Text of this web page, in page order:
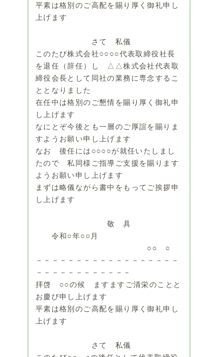
平素は格別のご高配を賜り厚く御礼申し
上げます
さて 私儀
このたび株式会社○○○○代表取締役社長
を退任（辞任）し △△株式会社代表取
締役会長として同社の業務に専念するこ
ととなりました
在任中は格別のご懇情を賜り厚く御礼申
し上げます
なにとぞ今後とも一層のご厚誼を賜りま
すようお願い申し上げます
なお 後任には○○○○が就任いたしまし
たので 私同様ご指導ご支援を賜ります
ようお願い申し上げます
まずは略儀ながら書中をもってご挨拶申
し上げます
敬 具
令和○年○○月
○○ ○
－－－－－－－－－－－－－－－－－－
－－－－－－－－－－－－
拝啓 ○○の候 ますますご清栄のことと
お慶び申し上げます
平素は格別のご高配を賜り厚く御礼申し
上げます
さて 私儀